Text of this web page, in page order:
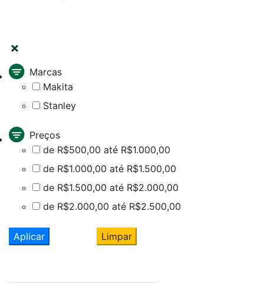
Marcas
Makita
Stanley
Preços
de R$500,00 até R$1.000,00
de R$1.000,00 até R$1.500,00
de R$1.500,00 até R$2.000,00
de R$2.000,00 até R$2.500,00
Aplicar Limpar